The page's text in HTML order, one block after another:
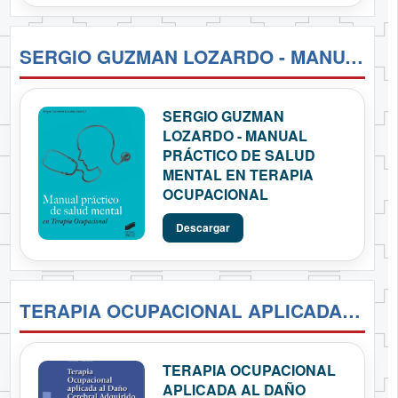
SERGIO GUZMAN LOZARDO - MANUAL PRÁCTICO DE SALUD MENTAL EN TERAPIA OCUPACIONAL
SERGIO GUZMAN
LOZARDO - MANUAL
PRÁCTICO DE SALUD
MENTAL EN TERAPIA
OCUPACIONAL
Descargar
TERAPIA OCUPACIONAL APLICADA AL DAÑO CEREBRAL ADQUIRIDO- POLONIO LÓPEZ.
TERAPIA OCUPACIONAL
APLICADA AL DAÑO